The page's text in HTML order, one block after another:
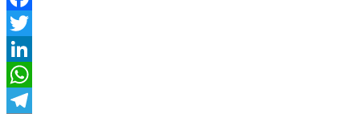
Facebook
Twitter
LinkedIn
WhatsApp